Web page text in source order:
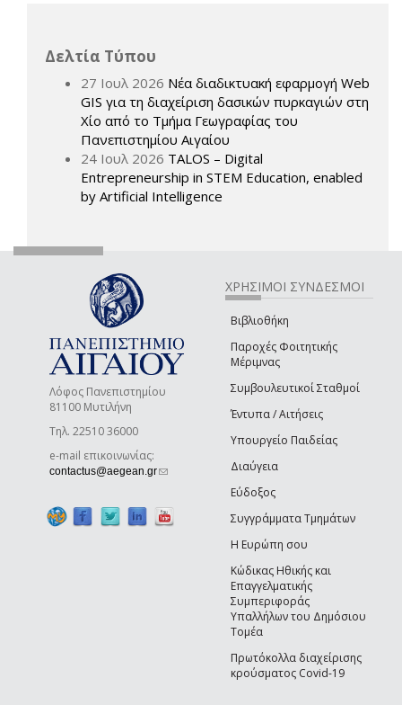
Δελτία Τύπου
27 Ιουλ 2026 Νέα διαδικτυακή εφαρμογή Web
GIS για τη διαχείριση δασικών πυρκαγιών στη
Χίο από το Τμήμα Γεωγραφίας του
Πανεπιστημίου Αιγαίου
24 Ιουλ 2026 TALOS – Digital
Entrepreneurship in STEM Education, enabled
by Artificial Intelligence
Λόφος Πανεπιστημίου
81100 Μυτιλήνη
Τηλ. 22510 36000
e-mail επικοινωνίας:
contactus@aegean.gr(link sends e-mail)
ΧΡΗΣΙΜΟΙ ΣΥΝΔΕΣΜΟΙ
Βιβλιοθήκη
Παροχές Φοιτητικής
Μέριμνας
Συμβουλευτικοί Σταθμοί
Έντυπα / Αιτήσεις
Υπουργείο Παιδείας
Διαύγεια
Εύδοξος
Συγγράμματα Τμημάτων
Η Ευρώπη σου
Κώδικας Ηθικής και
Επαγγελματικής
Συμπεριφοράς
Υπαλλήλων του Δημόσιου
Τομέα
Πρωτόκολλα διαχείρισης
κρούσματος Covid-19